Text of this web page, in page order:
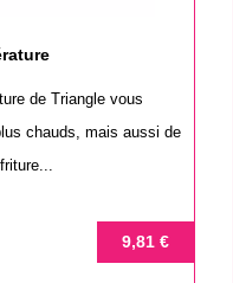
de Triangle vous
chauds, mais aussi de
9,81 €